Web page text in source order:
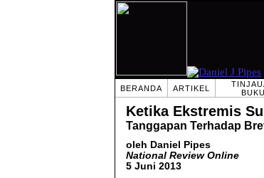
BERANDA ARTIKEL
BUKU
Ketika Ekstremis
Tanggapan Terhadap
oleh Daniel Pipes
National Review Online
5 Juni 2013